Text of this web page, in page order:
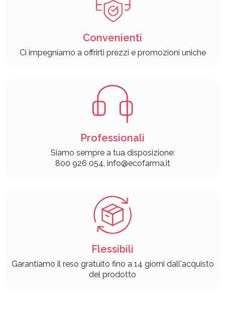
Convenienti
Ci impegniamo a offrirti prezzi e promozioni uniche
Professionali
Siamo sempre a tua disposizione:
800 926 054, info@ecofarma.it
Flessibili
Garantiamo il reso gratuito fino a 14 giorni dall'acquisto
del prodotto